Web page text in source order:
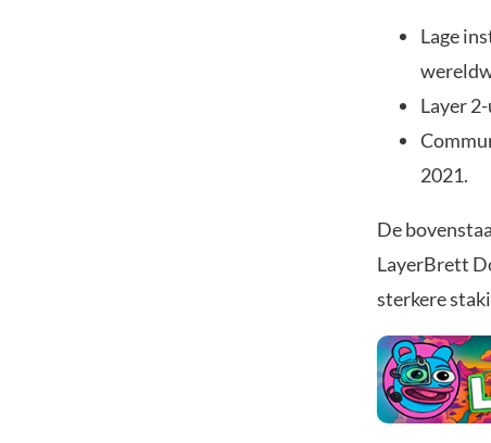
Lage
Layer
2021.
De
LayerBrett
sterkere